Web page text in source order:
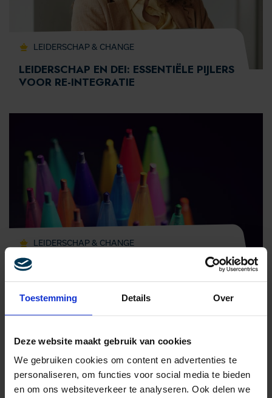
Toestemming Details Over
Deze website maakt gebruik van cookies
We gebruiken cookies om content en advertenties te
personaliseren, om functies voor social media te bieden
en om ons websiteverkeer te analyseren. Ook delen we
LEIDERSCHAP & CHANGE
LEIDERSCHAP EN DEI: ESSENTIËLE PIJLERS
VOOR RE-INTEGRATIE
LEIDERSCHAP & CHANGE
DIVERSITEIT EN INCLUSIE STAAN
VOOROP BIJ GENERATIE Z